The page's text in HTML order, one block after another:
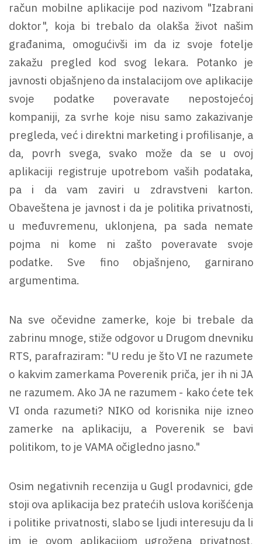
račun mobilne aplikacije pod nazivom "Izabrani
doktor", koja bi trebalo da olakša život našim
građanima, omogućivši im da iz svoje fotelje
zakažu pregled kod svog lekara. Potanko je
javnosti objašnjeno da instalacijom ove aplikacije
svoje podatke poveravate nepostojećoj
kompaniji, za svrhe koje nisu samo zakazivanje
pregleda, već i direktni marketing i profilisanje, a
da, povrh svega, svako može da se u ovoj
aplikaciji registruje upotrebom vaših podataka,
pa i da vam zaviri u zdravstveni karton.
Obaveštena je javnost i da je politika privatnosti,
u međuvremenu, uklonjena, pa sada nemate
pojma ni kome ni zašto poveravate svoje
podatke. Sve fino objašnjeno, garnirano
argumentima.
Na sve očevidne zamerke, koje bi trebale da
zabrinu mnoge, stiže odgovor u Drugom dnevniku
RTS, parafraziram: "U redu je što VI ne razumete
o kakvim zamerkama Poverenik priča, jer ih ni JA
ne razumem. Ako JA ne razumem - kako ćete tek
VI onda razumeti? NIKO od korisnika nije izneo
zamerke na aplikaciju, a Poverenik se bavi
politikom, to je VAMA očigledno jasno."
Osim negativnih recenzija u Gugl prodavnici, gde
stoji ova aplikacija bez pratećih uslova korišćenja
i politike privatnosti, slabo se ljudi interesuju da li
im je ovom aplikacijom ugrožena privatnost,